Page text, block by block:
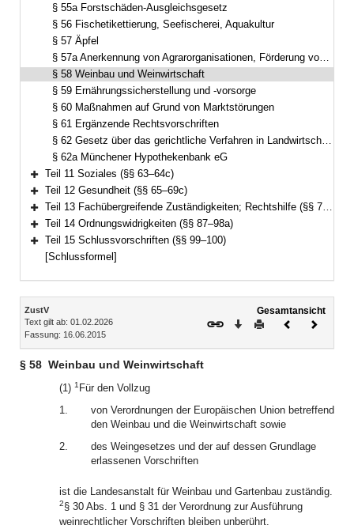
§ 55a Forstschäden-Ausgleichsgesetz
§ 56 Fischetikettierung, Seefischerei, Aquakultur
§ 57 Äpfel
§ 57a Anerkennung von Agrarorganisationen, Förderung von Erzeugerorganisationen für Obst und Gemüse
§ 58 Weinbau und Weinwirtschaft
§ 59 Ernährungssicherstellung und -vorsorge
§ 60 Maßnahmen auf Grund von Marktstörungen
§ 61 Ergänzende Rechtsvorschriften
§ 62 Gesetz über das gerichtliche Verfahren in Landwirtschaftssachen
§ 62a Münchener Hypothekenbank eG
Bereich erweitern
Teil 11 Soziales (§§ 63–64c)
Bereich erweitern
Teil 12 Gesundheit (§§ 65–69c)
Bereich erweitern
Teil 13 Fachübergreifende Zuständigkeiten; Rechtshilfe (§§ 70–86)
Bereich erweitern
Teil 14 Ordnungswidrigkeiten (§§ 87–98a)
Bereich erweitern
Teil 15 Schlussvorschriften (§§ 99–100)
[Schlussformel]
Inhalt
ZustV
Text gilt ab: 01.02.2026
Fassung: 16.06.2015
Gesamtansicht
Download
DruckenVorheriges
§ 58 Weinbau und Weinwirtschaft
(1) 1 Für den Vollzug
1.
von Verordnungen der Europäischen Union betreffend
den Weinbau und die Weinwirtschaft sowie
2.
des Weingesetzes und der auf dessen Grundlage
erlassenen Vorschriften
ist die Landesanstalt für Weinbau und Gartenbau zuständig.
2§ 30 Abs. 1 und § 31 der Verordnung zur Ausführung
weinrechtlicher Vorschriften bleiben unberührt.